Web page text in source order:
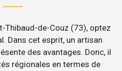
Thibaud-de-Couz (73), optez
Dans cet esprit, un artisan
des avantages. Donc, il
régionales en termes de